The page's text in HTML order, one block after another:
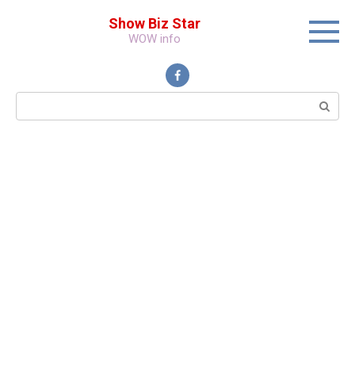
Show Biz Star
WOW info
Поиск: